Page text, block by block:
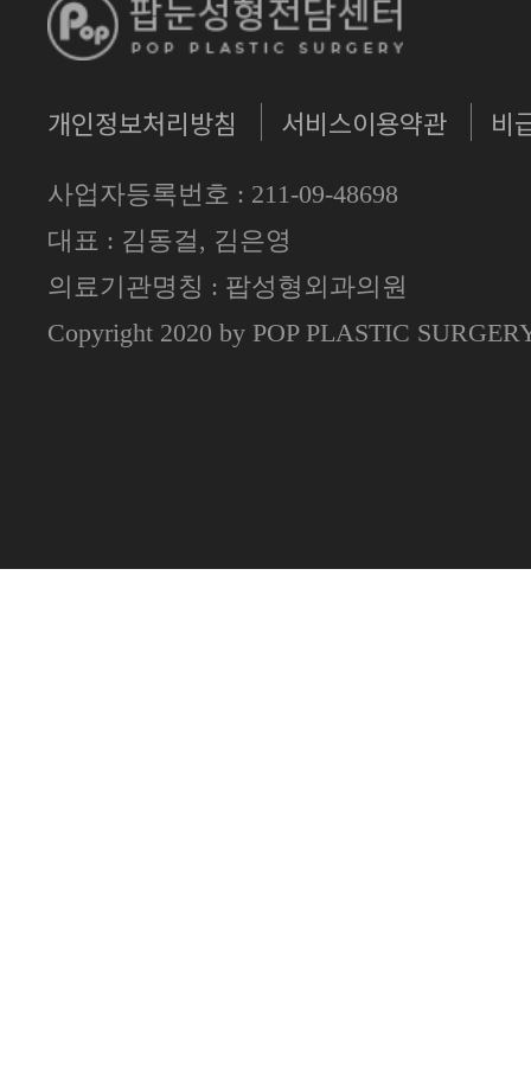
개인정보처리방침 서비스이용약관 비
사업자등록번호 : 211-09-48698
대표 : 김동걸, 김은영
의료기관명칭 : 팝성형외과의원
Copyright 2020 by POP PLASTIC